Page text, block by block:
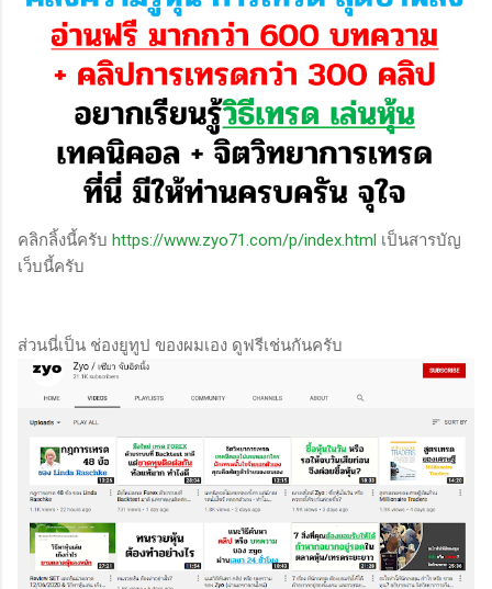
คลิกลิ้งนี้ครับ https://www.zyo71.com/p/index.html เป็นสารบัญ
เว็บนี้ครับ
ส่วนนี่เป็น ช่องยูทูป ของผมเอง ดูฟรีเช่นกันครับ